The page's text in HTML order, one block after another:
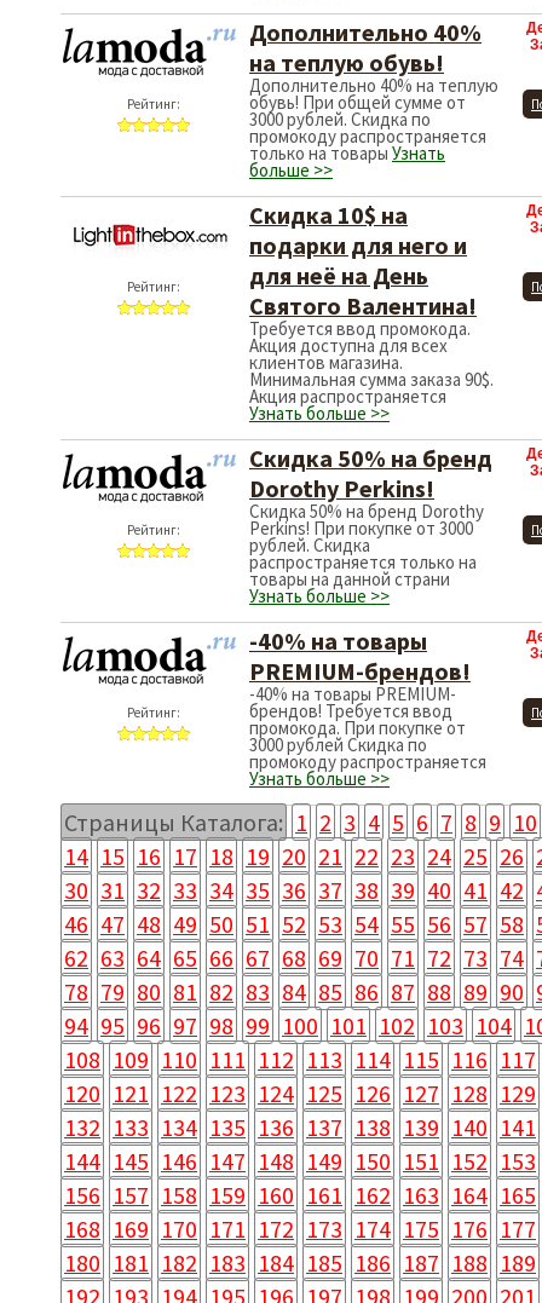
Рейтинг:
Дополнительно 40%
на теплую обувь!
Дополнительно 40% на теплую
обувь! При общей сумме от
3000 рублей. Скидка по
промокоду распространяется
только на товары Узнать
больше >>
Рейтинг:
Скидка 10$ на
подарки для него и
для неё на День
Святого Валентина!
Требуется ввод промокода.
Акция доступна для всех
клиентов магазина.
Минимальная сумма заказа 90$.
Акция распространяется
Узнать больше >>
Рейтинг:
Скидка 50% на бренд
Dorothy Perkins!
Скидка 50% на бренд Dorothy
Perkins! При покупке от 3000
рублей. Скидка
распространяется только на
товары на данной страни
Узнать больше >>
Рейтинг:
-40% на товары
PREMIUM-брендов!
-40% на товары PREMIUM-
брендов! Требуется ввод
промокода. При покупке от
3000 рублей Скидка по
промокоду распространяется
Узнать больше >>
Страницы Каталога: 1 2 3 4 5 6 7 8 9 10
14 15 16 17 18 19 20 21 22 23 24 25 26
30 31 32 33 34 35 36 37 38 39 40 41 42
46 47 48 49 50 51 52 53 54 55 56 57 58
62 63 64 65 66 67 68 69 70 71 72 73 74
78 79 80 81 82 83 84 85 86 87 88 89 90
94 95 96 97 98 99 100 101 102 103 104
108 109 110 111 112 113 114 115 116 117
120 121 122 123 124 125 126 127 128 129
132 133 134 135 136 137 138 139 140 141
144 145 146 147 148 149 150 151 152 153
156 157 158 159 160 161 162 163 164 165
168 169 170 171 172 173 174 175 176 177
180 181 182 183 184 185 186 187 188 189
192 193 194 195 196 197 198 199 200 201